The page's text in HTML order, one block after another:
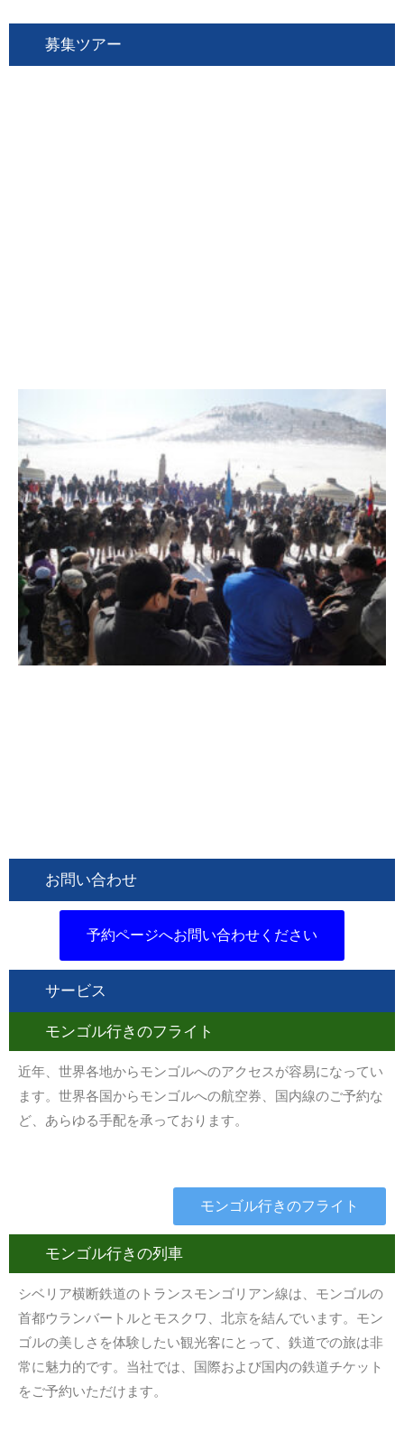
募集ツアー
お問い合わせ
予約ページへお問い合わせください
サービス
モンゴル行きのフライト
近年、世界各地からモンゴルへのアクセスが容易になってい
ます。世界各国からモンゴルへの航空券、国内線のご予約な
ど、あらゆる手配を承っております。
モンゴル行きのフライト
モンゴル行きの列車
シベリア横断鉄道のトランスモンゴリアン線は、モンゴルの
首都ウランバートルとモスクワ、北京を結んでいます。モン
ゴルの美しさを体験したい観光客にとって、鉄道での旅は非
常に魅力的です。当社では、国際および国内の鉄道チケット
をご予約いただけます。